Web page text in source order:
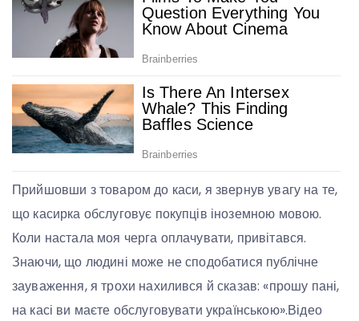
Прийшовши з товаром до каси, я звернув увагу на те,
що касирка обслуговує покупців іноземною мовою.
Коли настала моя черга оплачувати, привітався.
Знаючи, що людині може не сподобатися публічне
зауваження, я трохи нахилився й сказав: «прошу пані,
на касі ви маєте обслуговувати українською».Відео